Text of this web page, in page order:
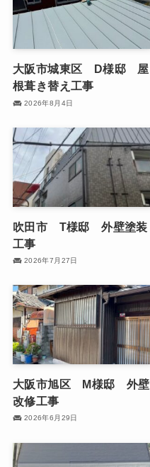
大阪市城東区 D様邸 屋
根葺き替え工事
2026年8月4日
吹田市 T様邸 外壁塗装
工事
2026年7月27日
大阪市旭区 M様邸 外壁
改修工事
2026年6月29日